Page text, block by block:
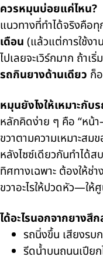
ควรหมุนบ่อยแค่ไหน?
แนวทางที่ทำได้จริงคือ
เดือน (แล้วแต่การใช้ง
ไปเลยจะเวิร์กมาก ถ้า
รถกินยางด้านเดียว ก็
หมุนยังไงให้เหมาะกับ
หลักคิดง่าย ๆ คือ “หน้า
ขวาตามความเหมาะสม
หลังไซซ์เดียวกันทำได้ส
ทิศทางเฉพาะ ต้องให้ช่
ขวาอะไรให้ปวดหัว—ใ
ได้อะไรนอกจากยางสึ
รถนิ่งขึ้น เสียงรบ
รีดน้ำบนถนนเปีย